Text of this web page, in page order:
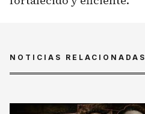
NOTICIAS RELACIONADAS